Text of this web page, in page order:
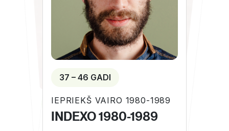
37 – 46 GADI
IEPRIEKŠ VAIRO 1980-1989
INDEXO 1980-1989